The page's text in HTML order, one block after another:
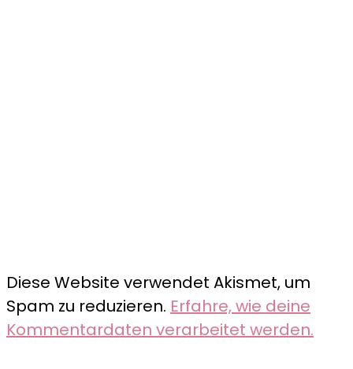
Diese Website verwendet Akismet, um
Spam zu reduzieren. Erfahre, wie deine
Kommentardaten verarbeitet werden.